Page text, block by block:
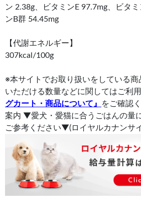
ン 2.38g、ビタミンE 97.7mg、ビタ
ンB群 54.45mg
【代謝エネルギー】
307kcal/100g
※本サイトでお取り扱いをしている商
いただける数量などに関してはご利
グカート・商品について』
をご確認
案内 ▼愛犬・愛猫に合うごはんの量
ご参考ください▼(ロイヤルカナンサ